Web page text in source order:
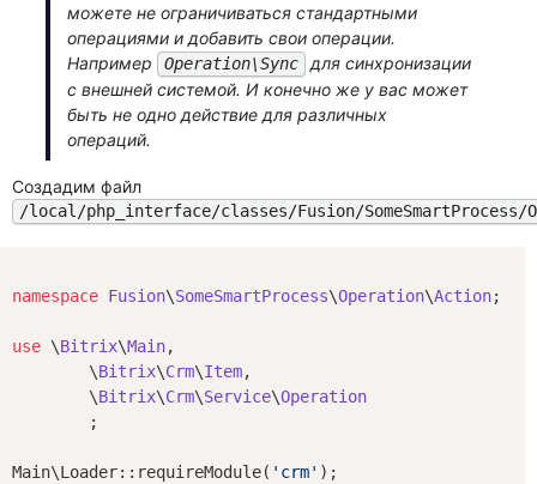
можете не ограничиваться стандартными
операциями и добавить свои операции.
Например
Operation\Sync
для синхронизации
с внешней системой. И конечно же у вас может
быть не одно действие для различных
операций.
Создадим файл
/local/php_interface/classes/Fusion/SomeSmartProcess/
namespace Fusion\SomeSmartProcess\Operation\Action;
use \Bitrix\Main,
	\
Bitrix\Crm\Item,
	\
Bitrix\Crm\Service\Operation
Main\Loader::requireModule( 'crm' );